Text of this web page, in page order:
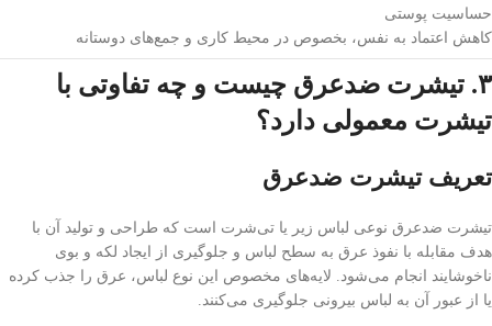
حساسیت پوستی
کاهش اعتماد به نفس، بخصوص در محیط کاری و جمع‌های دوستانه
۳. تیشرت ضدعرق چیست و چه تفاوتی با
تیشرت معمولی دارد؟
تعریف تیشرت ضدعرق
تیشرت ضدعرق نوعی لباس زیر یا تی‌شرت است که طراحی و تولید آن با
هدف مقابله با نفوذ عرق به سطح لباس و جلوگیری از ایجاد لکه و بوی
ناخوشایند انجام می‌شود. لایه‌های مخصوص این نوع لباس، عرق را جذب کرده
یا از عبور آن به لباس بیرونی جلوگیری می‌کنند.